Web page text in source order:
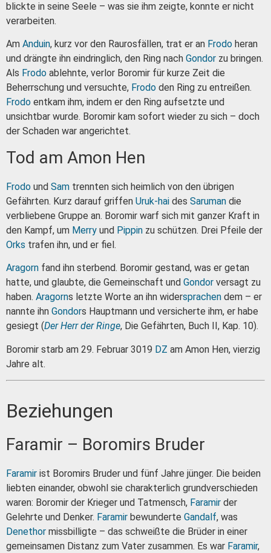
blickte in seine Seele – was sie ihm zeigte, konnte er nicht
verarbeiten.
Am Anduin, kurz vor den Raurosfällen, trat er an Frodo heran
und drängte ihn eindringlich, den Ring nach Gondor zu bringen.
Als Frodo ablehnte, verlor Boromir für kurze Zeit die
Beherrschung und versuchte, Frodo den Ring zu entreißen.
Frodo entkam ihm, indem er den Ring aufsetzte und
unsichtbar wurde. Boromir kam sofort wieder zu sich – doch
der Schaden war angerichtet.
Tod am Amon Hen
Frodo und Sam trennten sich heimlich von den übrigen
Gefährten. Kurz darauf griffen Uruk-hai des Saruman die
verbliebene Gruppe an. Boromir warf sich mit ganzer Kraft in
den Kampf, um Merry und Pippin zu schützen. Drei Pfeile der
Orks trafen ihn, und er fiel.
Aragorn fand ihn sterbend. Boromir gestand, was er getan
hatte, und glaubte, die Gemeinschaft und Gondor versagt zu
haben. Aragorns letzte Worte an ihn widersprachen dem – er
nannte ihn Gondors Hauptmann und versicherte ihm, er habe
gesiegt (Der Herr der Ringe, Die Gefährten, Buch II, Kap. 10).
Boromir starb am 29. Februar 3019 DZ am Amon Hen, vierzig
Jahre alt.
Beziehungen
Faramir – Boromirs Bruder
Faramir ist Boromirs Bruder und fünf Jahre jünger. Die beiden
liebten einander, obwohl sie charakterlich grundverschieden
waren: Boromir der Krieger und Tatmensch, Faramir der
Gelehrte und Denker. Faramir bewunderte Gandalf, was
Denethor missbilligte – das schweißte die Brüder in einer
gemeinsamen Distanz zum Vater zusammen. Es war Faramir,